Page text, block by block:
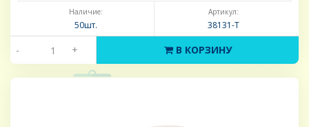
Наличие:
50шт.
Артикул:
38131-Т
- + В КОРЗИНУ